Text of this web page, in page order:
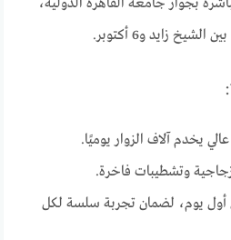
بجوار جامعة القاهرة الدولية،
زايد و6 أكتوبر.
يخدم آلاف الزوار يوميًا.
وتشطيبات فاخرة.
أول يوم، لضمان تجربة سلسة لكل